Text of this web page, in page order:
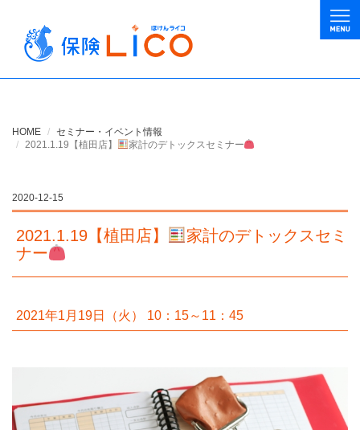
HOME
セミナー・イベント情報
2021.1.19【植田店】
家計のデトックスセミナー
2020-12-15
2021.1.19【植田店】
家計のデトックスセミ
ナー
2021年1月19日（火） 10：15～11：45